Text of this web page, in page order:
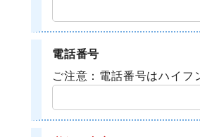
電話番号
ご注意：電話番号はハイフ